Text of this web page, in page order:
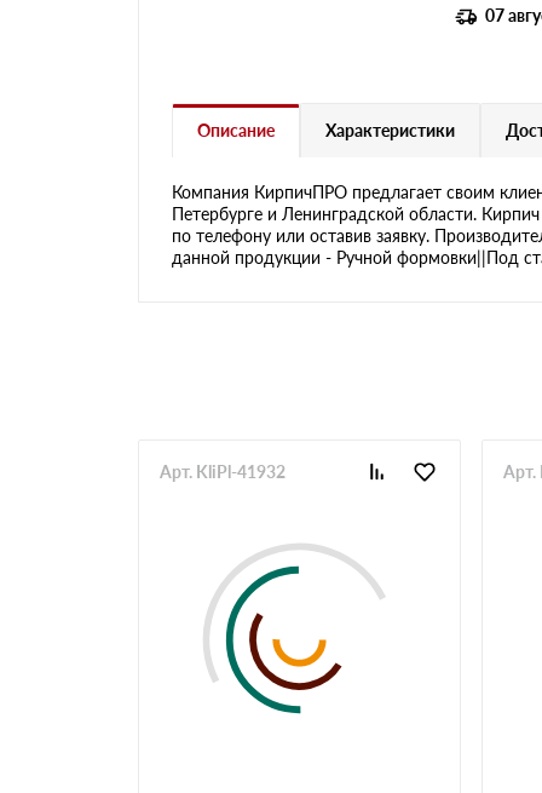
07
Описание Характеристики
Компания КирпичПРО предлагает своим
Петербурге и Ленинградской области.
по телефону или оставив заявку.
данной продукции - Ручной формовки||Под
Арт. KliPl-41932 Арт.